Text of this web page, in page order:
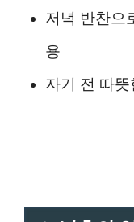
저녁 반찬으
용
자기 전 따뜻